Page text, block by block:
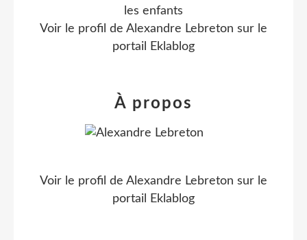
les enfants
Voir le profil de Alexandre Lebreton sur le
portail Eklablog
À propos
Voir le profil de Alexandre Lebreton sur le
portail Eklablog